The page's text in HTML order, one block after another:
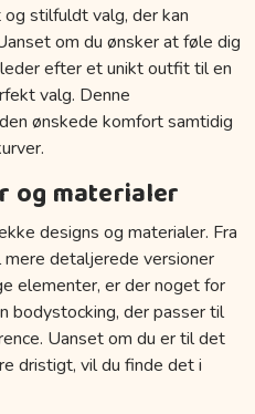
stilfuldt valg, der kan
om du ønsker at føle dig
efter et unikt outfit til en
valg. Denne
ønskede komfort samtidig
og materialer
designs og materialer. Fra
detaljerede versioner
elementer, er der noget for
bodystocking, der passer til
Uanset om du er til det
dristigt, vil du finde det i